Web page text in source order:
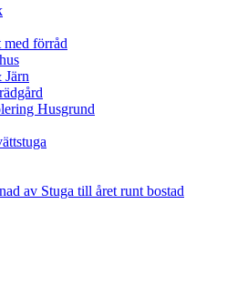
förråd
Järn
Husgrund
av Stuga till året runt bostad